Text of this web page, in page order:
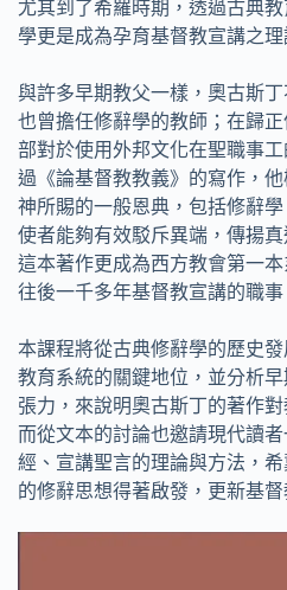
尤其到了希羅時期，透過古典
學更是成為孕育基督教宣講之理
與許多早期教父一樣，奧古斯
也曾擔任修辭學的教師；在歸
部對於使用外邦文化在聖職事
過《論基督教教義》的寫作，
神所賜的一般恩典，包括修辭
使者能夠有效駁斥異端，傳揚
這本著作更成為西方教會第一
往後一千多年基督教宣講的職事
本課程將從古典修辭學的歷史
教育系統的關鍵地位，並分析
張力，來說明奧古斯丁的著作
而從文本的討論也邀請現代讀
經、宣講聖言的理論與方法，
的修辭思想得著啟發，更新基督